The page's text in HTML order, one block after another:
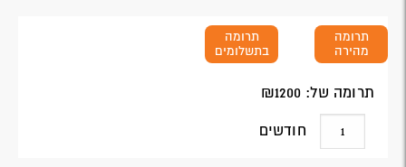
תרומה
מהירה
תרומה
בתשלומים
תרומה של: ₪ 1200
חודשים